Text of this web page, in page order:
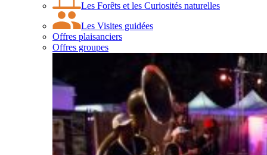
Les Forêts et les Curiosités naturelles
Les Visites guidées
Offres plaisanciers
Offres groupes